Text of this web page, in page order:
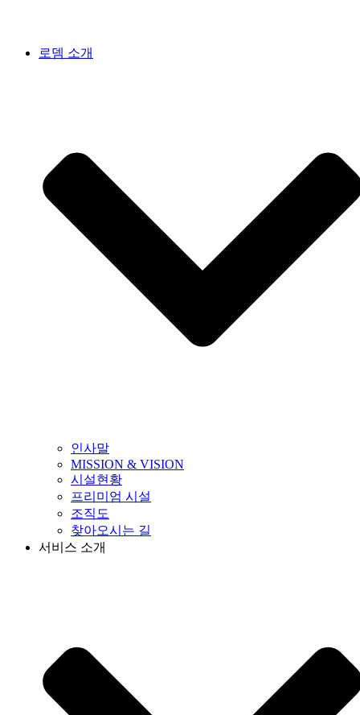
로뎀 소개
인사말
MISSION & VISION
시설현황
프리미엄 시설
조직도
찾아오시는 길
서비스 소개